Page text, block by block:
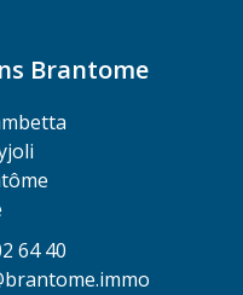
Brantome
64 40